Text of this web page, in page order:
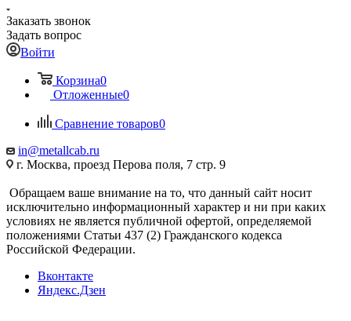
Заказать звонок
Задать вопрос
Войти
Корзина0
Отложенные0
Сравнение товаров0
in@metallcab.ru
г. Москва, проезд Перова поля, 7 стр. 9
Обращаем ваше внимание на то, что данный сайт носит
исключительно информационный характер и ни при каких
условиях не является публичной офертой, определяемой
положениями Статьи 437 (2) Гражданского кодекса
Российской Федерации.
Вконтакте
Яндекс.Дзен